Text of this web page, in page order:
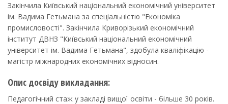
Закінчила Київський національний економічний університет
ім. Вадима Гетьмана за спеціальністю "Економіка
промисловості". Закінчила Криворізький економічний
інститут ДВНЗ "Київський національний економічний
університет ім. Вадима Гетьмана", здобула кваліфікацію -
магістр міжнародних економічних відносин.
Опис досвіду викладання:
Педагогічний стаж у закладі вищої освіти - більше 30 років.